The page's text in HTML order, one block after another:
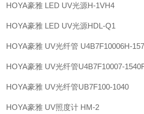
HOYA豪雅 LED UV光源H-1VH4
HOYA豪雅 LED UV光源HDL-Q1
HOYA豪雅 UV光纤管 U4B7F10006H-
HOYA豪雅 UV光纤管U4B7F10007-
HOYA豪雅 UV光纤管UB7F100-1040
HOYA豪雅 UV照度计 HM-2